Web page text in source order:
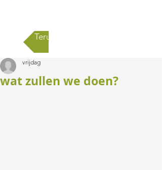
Terug naar alle berichten
wat zullen we doen?
vrijdag